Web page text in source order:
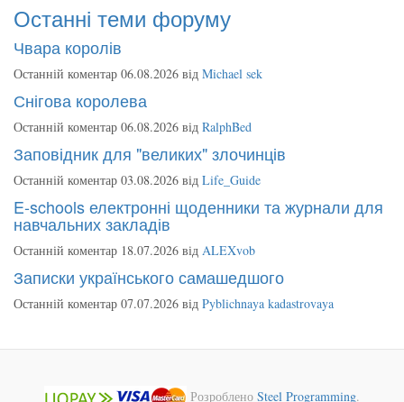
Останні теми форуму
Чвара королів
Останній коментар 06.08.2026 від Michael sek
Снігова королева
Останній коментар 06.08.2026 від RalphBed
Заповідник для "великих" злочинців
Останній коментар 03.08.2026 від Life_Guide
E-schools електронні щоденники та журнали для
навчальних закладів
Останній коментар 18.07.2026 від ALEXvob
Записки українського самашедшого
Останній коментар 07.07.2026 від Pyblichnaya kadastrovaya
Розроблено Steel Programming.